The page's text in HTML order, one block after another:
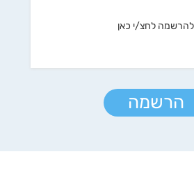
להרשמה לחצ/י כאן
הרשמה